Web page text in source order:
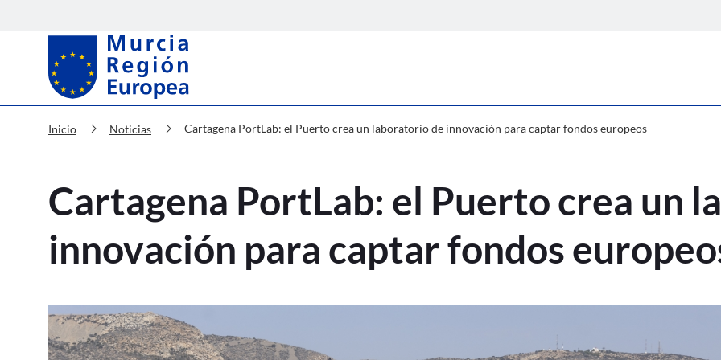
Murcia Región Europea Cartagena PortLab: el Puerto crea un
Inicio chevron_right Noticias chevron_right Cartagena PortLab: el Puerto crea un laboratorio de innovación para captar fondos europeos
Cartagena PortLab: el Puerto crea un
innovación para captar fondos